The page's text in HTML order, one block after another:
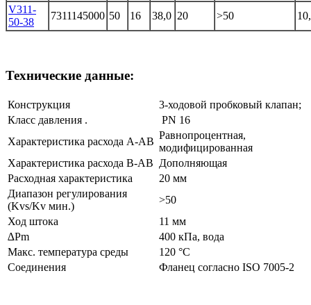
V311-
50-38
7311145000 50 16 38,0 20 >50
Технические данные:
Конструкция
3-ходовой пробковый клапан;
Класс давления .
PN 16
Характеристика расхода A-AB
Равнопроцентная,
модифицированная
Характеристика расхода B-AB Дополняющая
Расходная характеристика
20 мм
Диапазон регулирования
(Kvs/Kv мин.)
>50
Ход штока
11 мм
∆Pm
400 кПа, вода
Макс. температура среды
120 °C
Соединения
Фланец согласно ISO 7005-2